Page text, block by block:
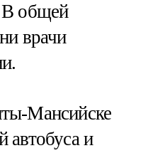
В общей
врачи
Мансийске
автобуса и